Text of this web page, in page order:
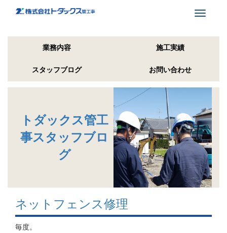
Toggle
業務内容 施工実績
スタッフブログ お問い合わせ
トダックス管工
事スタッフブロ
グ
ネットフェンス修理
毎度。